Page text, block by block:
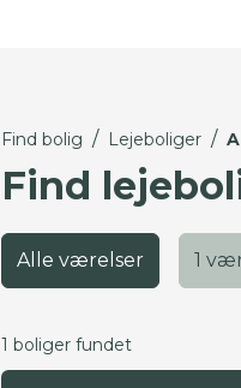
Find bolig / Lejeboliger /
Find
Alle værelser 1
1 boliger fundet